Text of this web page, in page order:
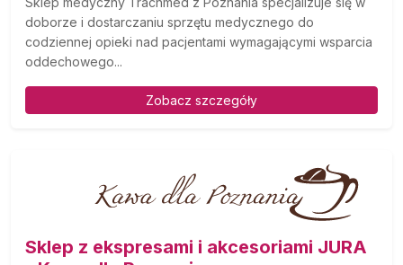
doborze i dostarczaniu sprzętu medycznego do
codziennej opieki nad pacjentami wymagającymi wsparcia
oddechowego...
Zobacz szczegóły
Sklep z ekspresami i akcesoriami JURA